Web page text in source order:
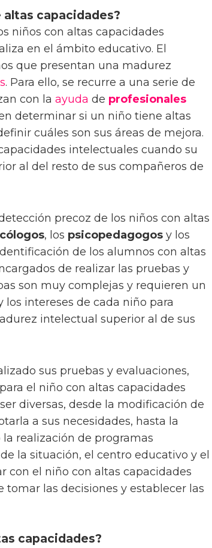
capacidades?
niños con altas capacidades
en el ámbito educativo. El
que presentan una madurez
. Para ello, se recurre a una serie de
con la ayuda de profesionales
determinar si un niño tiene altas
cuáles son sus áreas de mejora.
intelectuales cuando su
al del resto de sus compañeros de
precoz de los niños con altas
, los psicopedagogos y los
de los alumnos con altas
de realizar las pruebas y
son muy complejas y requieren un
los intereses de cada niño para
intelectual superior al de sus
sus pruebas y evaluaciones,
el niño con altas capacidades
diversas, desde la modificación de
a sus necesidades, hasta la
realización de programas
la situación, el centro educativo y el
con el niño con altas capacidades
tomar las decisiones y establecer las
capacidades?